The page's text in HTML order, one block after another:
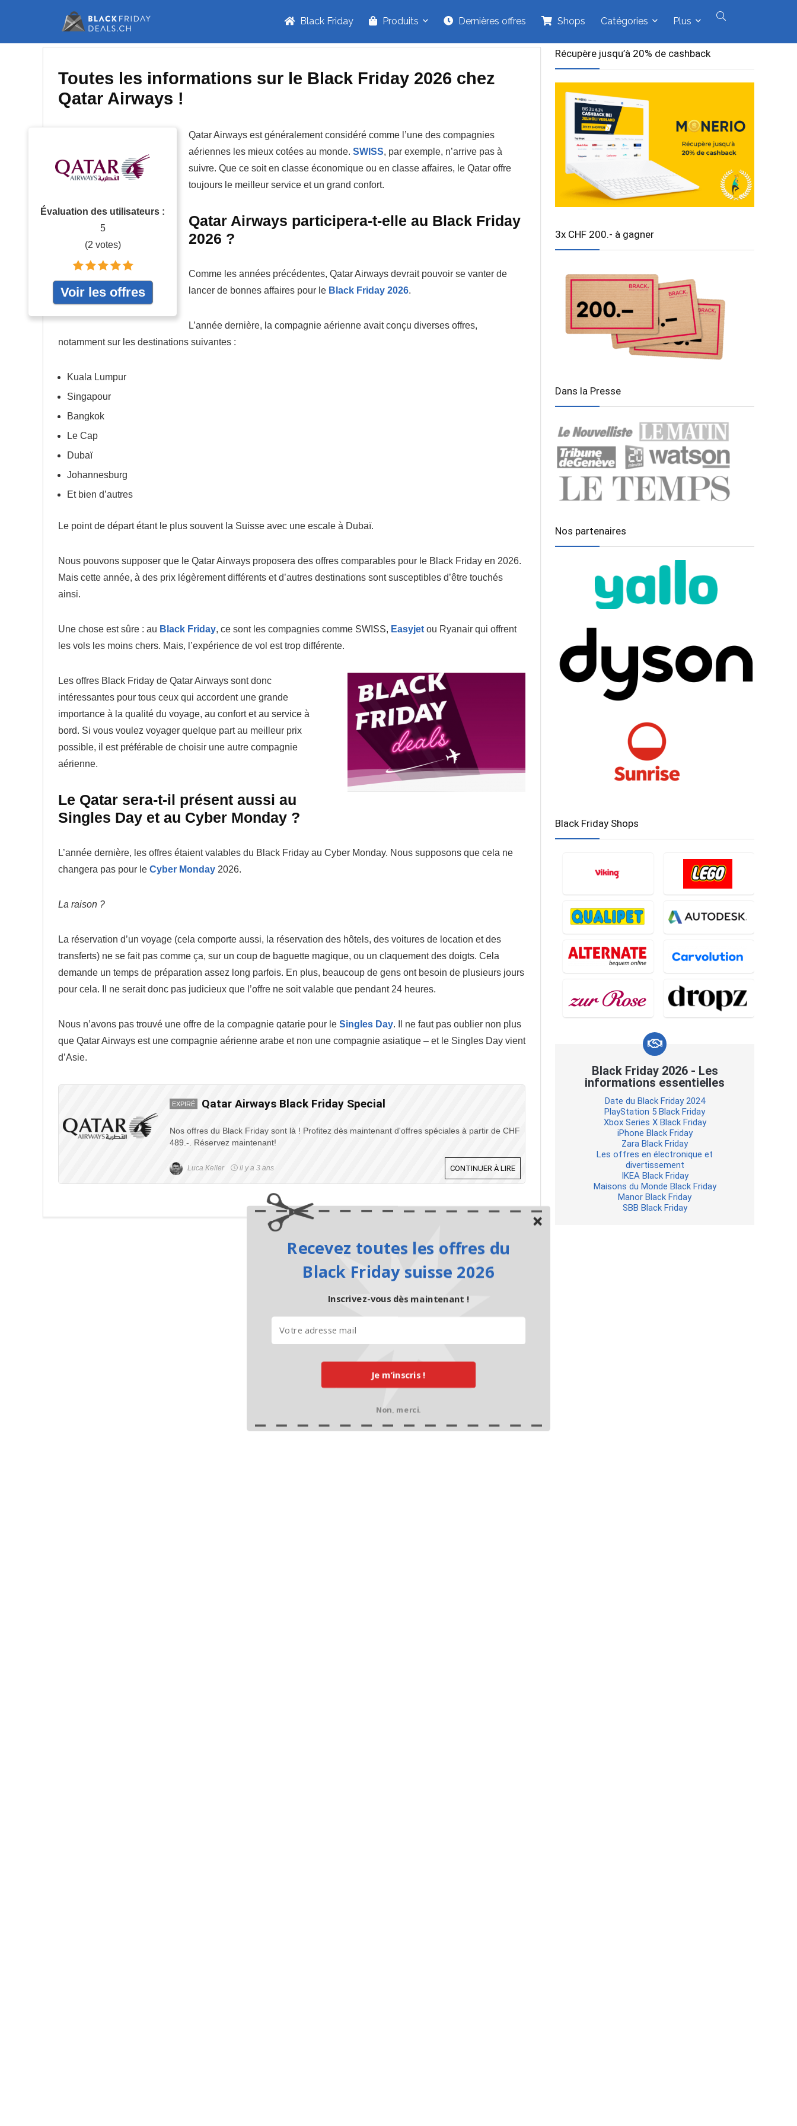
Black Friday Produits Dernières offres Shops Catégories Plus
Toutes les informations sur le Black Friday 2026 chez
Qatar Airways !
Évaluation des utilisateurs :
5
(2 votes)
Voir les offres
Qatar Airways est généralement considéré comme l’une des compagnies
aériennes les mieux cotées au monde. SWISS, par exemple, n’arrive pas à
suivre. Que ce soit en classe économique ou en classe affaires, le Qatar offre
toujours le meilleur service et un grand confort.
Qatar Airways participera-t-elle au Black Friday
2026 ?
Comme les années précédentes, Qatar Airways devrait pouvoir se vanter de
lancer de bonnes affaires pour le Black Friday 2026.
L’année dernière, la compagnie aérienne avait conçu diverses offres,
notamment sur les destinations suivantes :
Kuala Lumpur
Singapour
Bangkok
Le Cap
Dubaï
Johannesburg
Et bien d’autres
Le point de départ étant le plus souvent la Suisse avec une escale à Dubaï.
Nous pouvons supposer que le Qatar Airways proposera des offres comparables pour le Black Friday en 2026.
Mais cette année, à des prix légèrement différents et d’autres destinations sont susceptibles d’être touchés
ainsi.
Une chose est sûre : au Black Friday, ce sont les compagnies comme SWISS, Easyjet ou Ryanair qui offrent
les vols les moins chers. Mais, l’expérience de vol est trop différente.
Les offres Black Friday de Qatar Airways sont donc
intéressantes pour tous ceux qui accordent une grande
importance à la qualité du voyage, au confort et au service à
bord. Si vous voulez voyager quelque part au meilleur prix
possible, il est préférable de choisir une autre compagnie
aérienne.
Le Qatar sera-t-il présent aussi au
Singles Day et au Cyber Monday ?
L’année dernière, les offres étaient valables du Black Friday au Cyber Monday. Nous supposons que cela ne
changera pas pour le Cyber Monday 2026.
La raison ?
La réservation d’un voyage (cela comporte aussi, la réservation des hôtels, des voitures de location et des
transferts) ne se fait pas comme ça, sur un coup de baguette magique, ou un claquement des doigts. Cela
demande un temps de préparation assez long parfois. En plus, beaucoup de gens ont besoin de plusieurs jours
pour cela. Il ne serait donc pas judicieux que l’offre ne soit valable que pendant 24 heures.
Nous n’avons pas trouvé une offre de la compagnie qatarie pour le Singles Day. Il ne faut pas oublier non plus
que Qatar Airways est une compagnie aérienne arabe et non une compagnie asiatique – et le Singles Day vient
d’Asie.
EXPIRÉ Qatar Airways Black Friday Special
Nos offres du Black Friday sont là ! Profitez dès maintenant d'offres spéciales à partir de CHF
489.-. Réservez maintenant!
Luca Keller il y a 3 ans CONTINUER À LIRE
Récupère jusqu’à 20% de cashback
3x CHF 200.- à gagner
Dans la Presse
Nos partenaires
Black Friday Shops
Black Friday 2026 - Les
informations essentielles
Date du Black Friday 2024
PlayStation 5 Black Friday
Xbox Series X Black Friday
iPhone Black Friday
Zara Black Friday
Les offres en électronique et
divertissement
IKEA Black Friday
Maisons du Monde Black Friday
Manor Black Friday
SBB Black Friday
Je m’inscris !
Recevez toutes les offres du
Black Friday suisse 2026
Inscrivez-vous dès maintenant !
Non, merci.